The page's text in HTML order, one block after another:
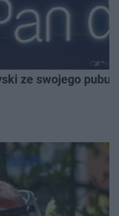
ze swojego